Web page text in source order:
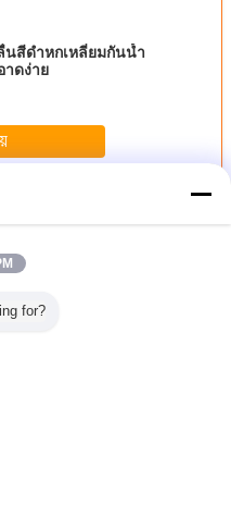
นสีดำหกเหลี่ยมกันน้ำ
าดง่าย
for?